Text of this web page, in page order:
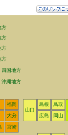
方
方
方
方
四国地方
沖縄地方
福岡
山口
島根
鳥取
大分 広島 岡山
宮崎